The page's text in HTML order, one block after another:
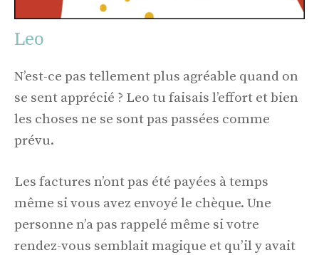
Leo
N’est-ce pas tellement plus agréable quand on
se sent apprécié ? Leo tu faisais l’effort et bien
les choses ne se sont pas passées comme
prévu.
Les factures n’ont pas été payées à temps
même si vous avez envoyé le chèque. Une
personne n’a pas rappelé même si votre
rendez-vous semblait magique et qu’il y avait